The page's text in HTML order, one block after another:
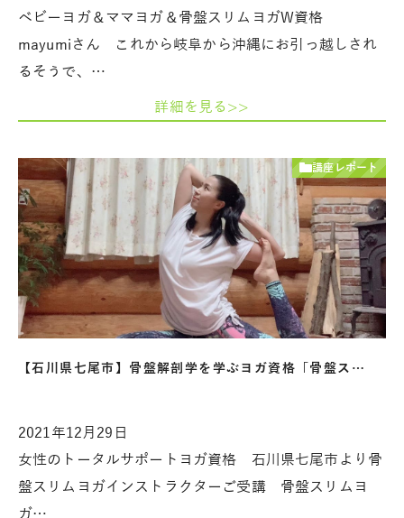
ベビーヨガ＆ママヨガ＆骨盤スリムヨガW資格
mayumiさん これから岐阜から沖縄にお引っ越しされ
るそうで、…
詳細を見る>>
講座レポート
【石川県七尾市】骨盤解剖学を学ぶヨガ資格「骨盤ス…
2021年12月29日
女性のトータルサポートヨガ資格 石川県七尾市より骨
盤スリムヨガインストラクターご受講 骨盤スリムヨ
ガ…